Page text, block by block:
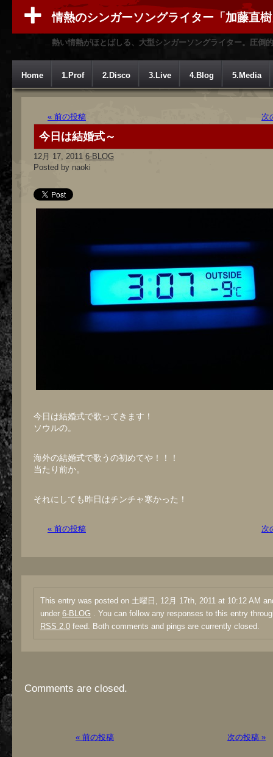
情熱のシンガーソングライター「加藤直
熱い情熱がほとばしる、大型シンガーソングライター。圧倒
Home 1.Prof 2.Disco 3.Live 4.Blog 5.Media
« 前の投稿 次
今日は結婚式～
12月 17, 2011 6-BLOG
Posted by naoki
今日は結婚式で歌ってきます！
ソウルの。
海外の結婚式で歌うの初めてや！！！
当たり前か。
それにしても昨日はチンチャ寒かった！
« 前の投稿 次
This entry was posted on 土曜日, 12月 17th, 2011 at 10:12 AM
under 6-BLOG . You can follow any responses to this entry
RSS 2.0 feed. Both comments and pings are currently closed.
Comments are closed.
« 前の投稿 次の投稿 »